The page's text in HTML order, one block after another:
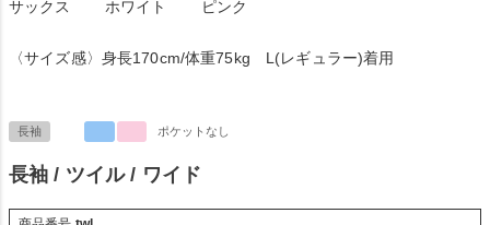
サックス ホワイト ピンク
〈サイズ感〉身長170cm/体重75kg L(レギュラー)着用
長袖 ポケットなし
長袖 / ツイル / ワイド